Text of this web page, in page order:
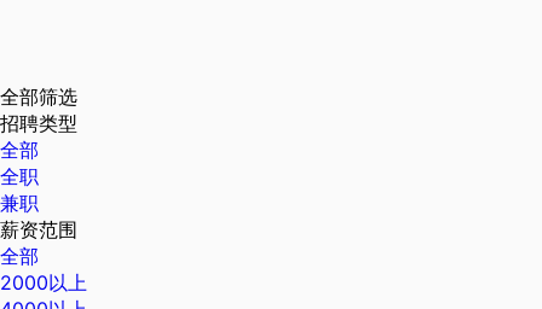
全部筛选
招聘类型
全部
全职
兼职
薪资范围
全部
2000以上